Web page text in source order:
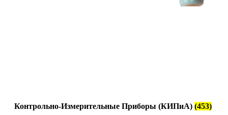
Контрольно-Измерительные Приборы (КИПиА) (453)